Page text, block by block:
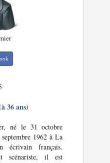
36 ans)
né le 31 octobre
1962 à La
écrivain français.
scénariste, il est